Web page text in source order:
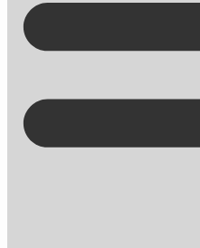
Kontakt på +45 70 13 63 23
Undgå disse